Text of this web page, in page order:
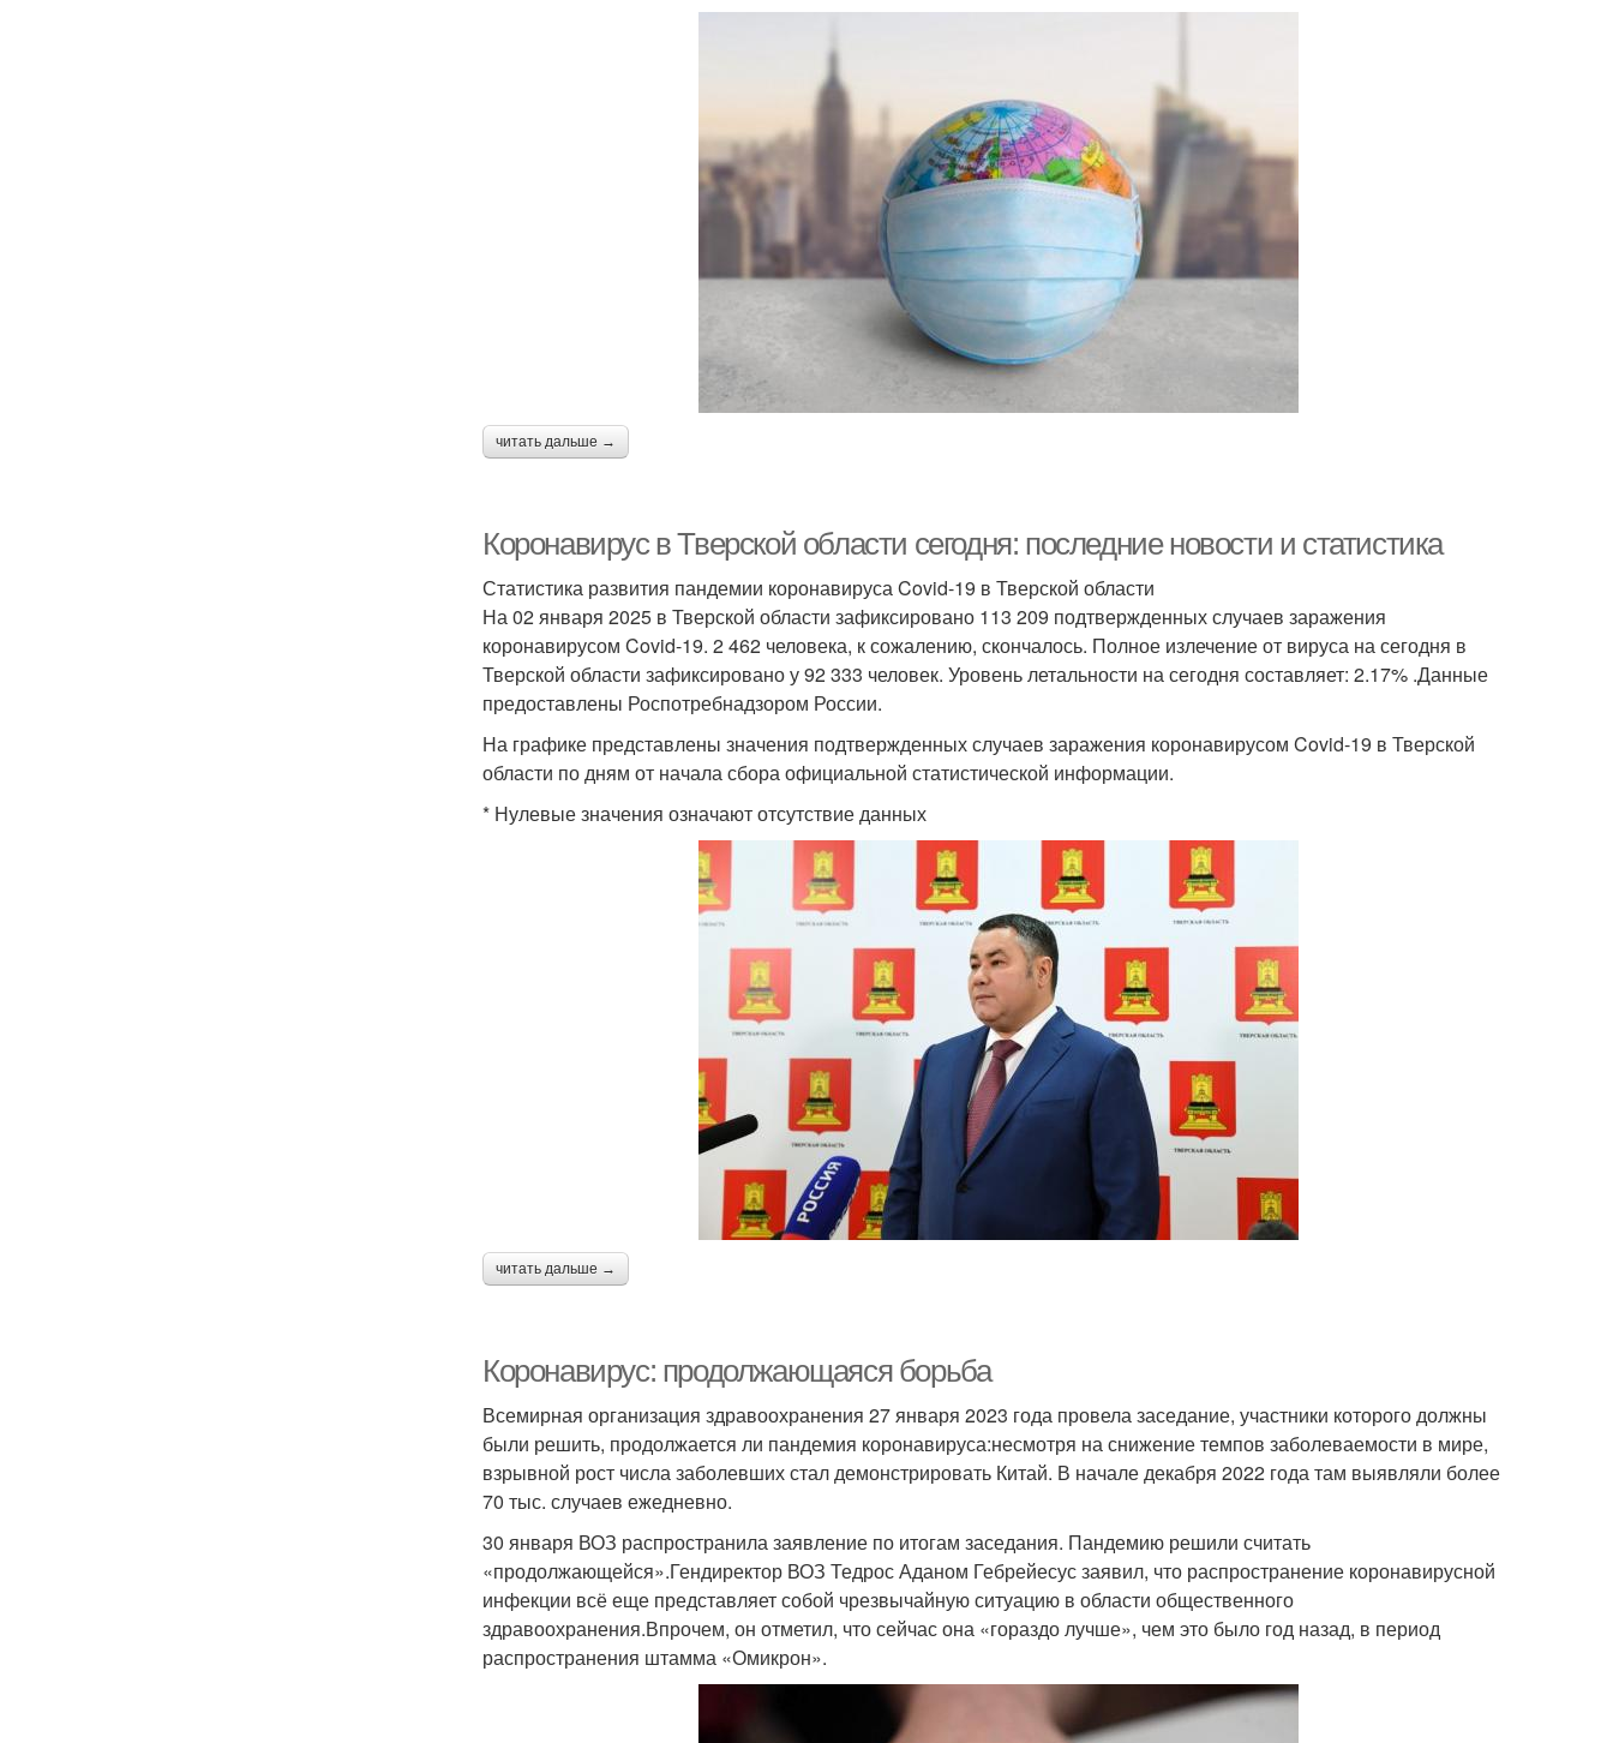
читать дальше →
Коронавирус в Тверской области сегодня: последние новости и статистика
Статистика развития пандемии коронавируса Covid-19 в Тверской области
На 02 января 2025 в Тверской области зафиксировано 113 209 подтвержденных случаев заражения
коронавирусом Covid-19. 2 462 человека, к сожалению, скончалось. Полное излечение от вируса на сегодня в
Тверской области зафиксировано у 92 333 человек. Уровень летальности на сегодня составляет: 2.17% .Данные
предоставлены Роспотребнадзором России.
На графике представлены значения подтвержденных случаев заражения коронавирусом Covid-19 в Тверской
области по дням от начала сбора официальной статистической информации.
* Нулевые значения означают отсутствие данных
читать дальше →
Коронавирус: продолжающаяся борьба
Всемирная организация здравоохранения 27 января 2023 года провела заседание, участники которого должны
были решить, продолжается ли пандемия коронавируса:несмотря на снижение темпов заболеваемости в мире,
взрывной рост числа заболевших стал демонстрировать Китай. В начале декабря 2022 года там выявляли более
70 тыс. случаев ежедневно.
30 января ВОЗ распространила заявление по итогам заседания. Пандемию решили считать
«продолжающейся».Гендиректор ВОЗ Тедрос Аданом Гебрейесус заявил, что распространение коронавирусной
инфекции всё еще представляет собой чрезвычайную ситуацию в области общественного
здравоохранения.Впрочем, он отметил, что сейчас она «гораздо лучше», чем это было год назад, в период
распространения штамма «Омикрон».